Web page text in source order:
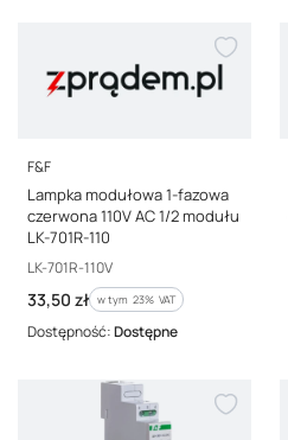
PRODUCENT
F&F
Lampka modułowa 1-fazowa
czerwona 110V AC 1/2 modułu
LK-701R-110
Kod producenta
LK-701R-110V
Cena brutto
33,50 zł w tym %s VAT
w tym 23% VAT
Dostępność:Dostępne